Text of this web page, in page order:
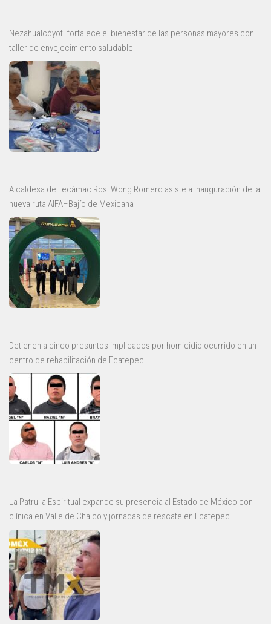
Nezahualcóyotl fortalece el bienestar de las personas mayores con
taller de envejecimiento saludable
Alcaldesa de Tecámac Rosi Wong Romero asiste a inauguración de la
nueva ruta AIFA–Bajío de Mexicana
Detienen a cinco presuntos implicados por homicidio ocurrido en un
centro de rehabilitación de Ecatepec
La Patrulla Espiritual expande su presencia al Estado de México con
clínica en Valle de Chalco y jornadas de rescate en Ecatepec